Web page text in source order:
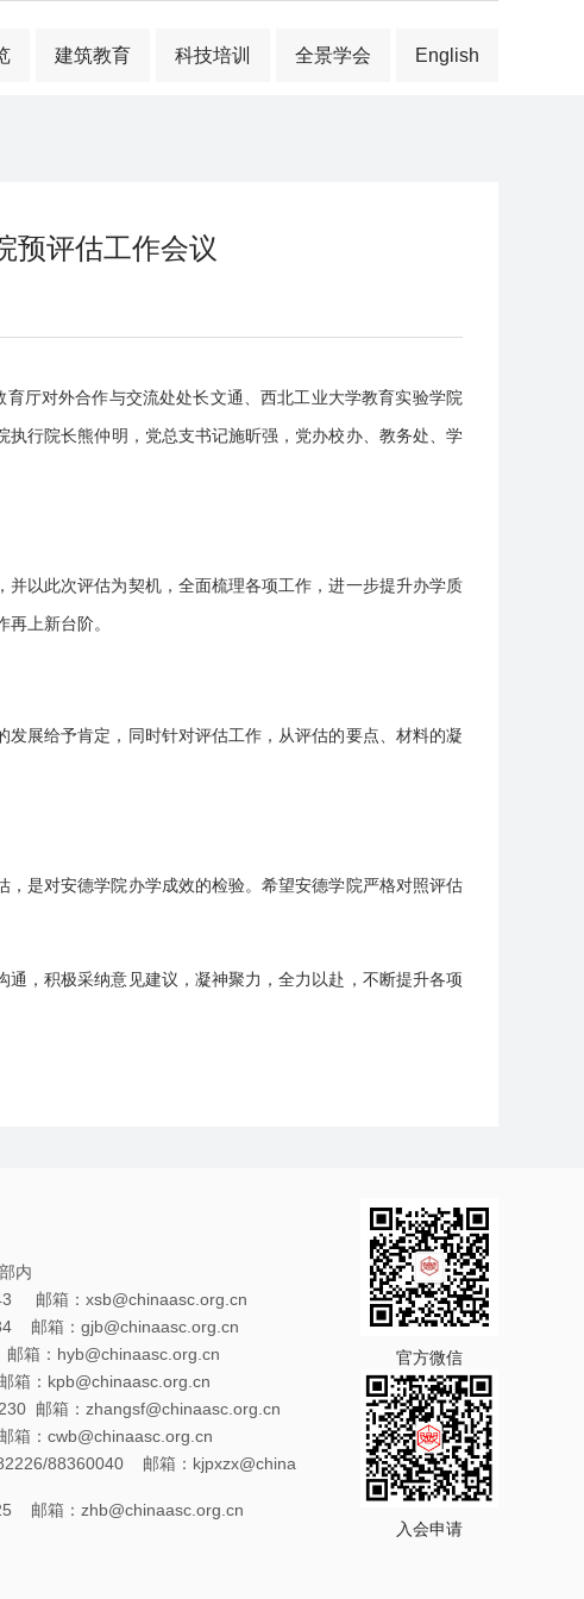
建筑教育 科技培训 全景学会 English
预评估工作会议
厅对外合作与交流处处长文通、西北工业大学教育实验学院
行院长熊仲明，党总支书记施昕强，党办校办、教务处、学
以此次评估为契机，全面梳理各项工作，进一步提升办学质
上新台阶。
展给予肯定，同时针对评估工作，从评估的要点、材料的凝
是对安德学院办学成效的检验。希望安德学院严格对照评估
，积极采纳意见建议，凝神聚力，全力以赴，不断提升各项
内
邮箱：xsb@chinaasc.org.cn
邮箱：gjb@chinaasc.org.cn
箱：hyb@chinaasc.org.cn
箱：kpb@chinaasc.org.cn
邮箱：zhangsf@chinaasc.org.cn
箱：cwb@chinaasc.org.cn
88360040 邮箱：kjpxzx@china
邮箱：zhb@chinaasc.org.cn
官方微信
入会申请